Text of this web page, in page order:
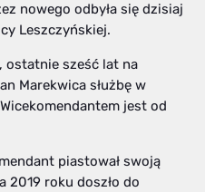
nowego odbyła się dzisiaj
Leszczyńskiej.
ostatnie sześć lat na
Marekwica służbę w
jest od
piastował swoją
2019 roku doszło do